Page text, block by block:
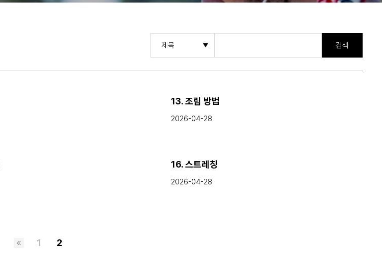
검색
13. 조립 방법
2026-04-28
16. 스트레칭
2026-04-28
1 2